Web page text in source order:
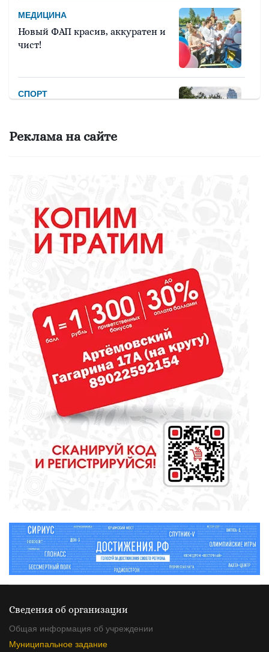
МЕДИЦИНА
Новый ФАП красив, аккуратен и
чист!
СПОРТ
марафоне «Европа – Азия»
библиотекарь? Докажите это
всей стране!
ОБРАЗОВАНИЕ
Сосновоборская школа в финале
конкурса школьных музеев
МЕДИЦИНА
От диеты до режима: все о
питании при грудном
вскармливании
СПОРТ
полицейского
Реклама на сайте
Сведения об организации
Общая информация об учреждении
Муниципальное задание